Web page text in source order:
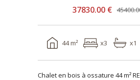
37830.00 €
44 m² x3 x1
Chalet en bois à ossature 44 m²